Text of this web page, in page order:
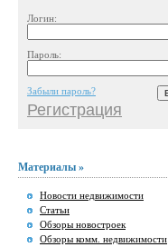
Логин:
Пароль:
Забыли пароль?
Регистрация
Материалы »
Новости недвижимости
Статьи
Обзоры новостроек
Обзоры комм. недвижимости